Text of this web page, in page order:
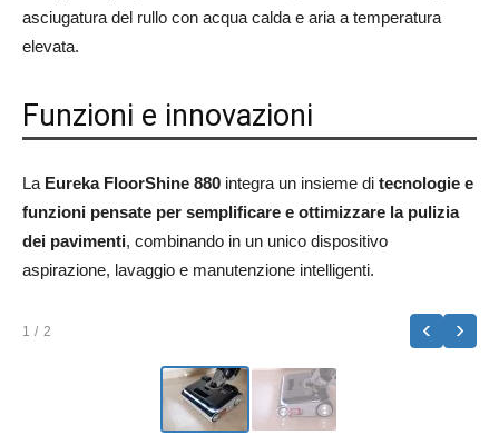
asciugatura del rullo con acqua calda e aria a temperatura
elevata.
Funzioni e innovazioni
La Eureka FloorShine 880 integra un insieme di tecnologie e
funzioni pensate per semplificare e ottimizzare la pulizia
dei pavimenti, combinando in un unico dispositivo
aspirazione, lavaggio e manutenzione intelligenti.
1 / 2 ‹ ›